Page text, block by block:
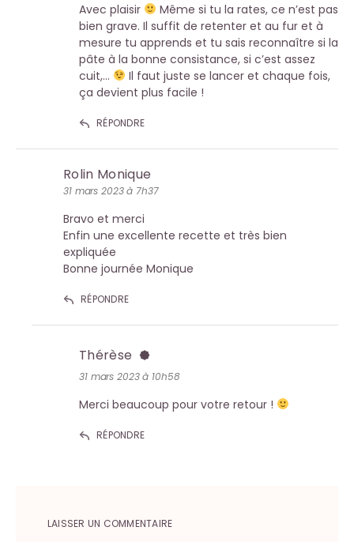
Avec plaisir
Même si tu la rates, ce n’est pas
bien grave. Il suffit de retenter et au fur et à
mesure tu apprends et tu sais reconnaître si la
pâte à la bonne consistance, si c’est assez
cuit,…
Il faut juste se lancer et chaque fois,
ça devient plus facile !
RÉPONDRE
Rolin Monique
31 mars 2023 à 7h37
Bravo et merci
Enfin une excellente recette et très bien
expliquée
Bonne journée Monique
RÉPONDRE
Thérèse
31 mars 2023 à 10h58
Merci beaucoup pour votre retour !
RÉPONDRE
LAISSER UN COMMENTAIRE